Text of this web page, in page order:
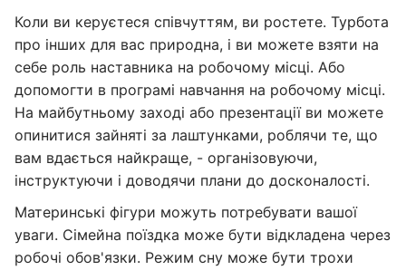
Коли ви керуєтеся співчуттям, ви ростете. Турбота
про інших для вас природна, і ви можете взяти на
себе роль наставника на робочому місці. Або
допомогти в програмі навчання на робочому місці.
На майбутньому заході або презентації ви можете
опинитися зайняті за лаштунками, роблячи те, що
вам вдається найкраще, - організовуючи,
інструктуючи і доводячи плани до досконалості.
Материнські фігури можуть потребувати вашої
уваги. Сімейна поїздка може бути відкладена через
робочі обов'язки. Режим сну може бути трохи